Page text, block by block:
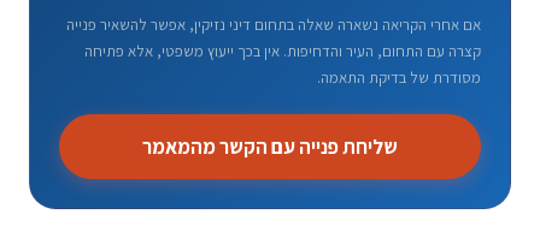
אם אחרי הקריאה נשארה שאלה בתחום דיני נזיקין, אפשר להשאיר פנייה
קצרה עם התחום, העיר והדחיפות. אין בכך ייעוץ משפטי, אלא פתיחה
מסודרת של בדיקת התאמה.
שליחת פנייה עם הקשר מהמאמר